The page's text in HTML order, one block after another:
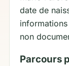
date de
non
Parcours